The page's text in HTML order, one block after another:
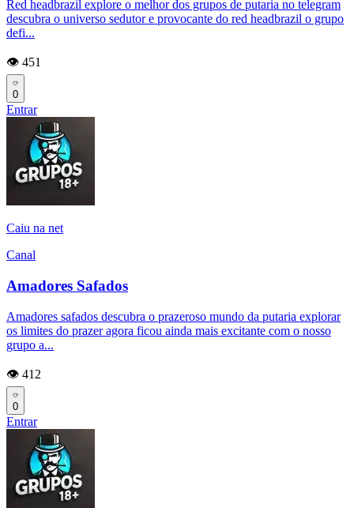
Red headbrazil explore o melhor dos grupos de putaria no telegram
descubra o universo sedutor e provocante do red headbrazil o grupo
defi...
👁️ 451
0
Entrar
Caiu na net
Canal
Amadores Safados
Amadores safados descubra o prazeroso mundo da putaria explorar
os limites do prazer agora ficou ainda mais excitante com o nosso
grupo a...
👁️ 412
0
Entrar